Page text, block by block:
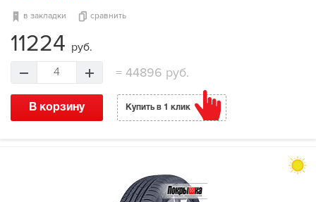
в закладки сравнить
11224 руб.
4 =44896 руб.
В корзину Купить в 1 клик